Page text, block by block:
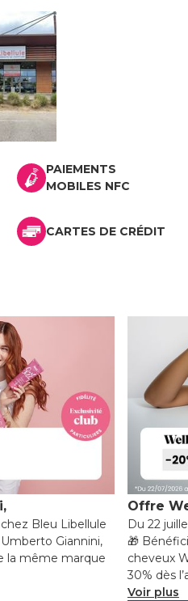
PAIEMENTS
MOBILES NFC
CARTES DE CRÉDIT
Bleu Libellule
Giannini,
la même marque
Offre
Du 22
🎁
cheveux
30% dès
Voir plus